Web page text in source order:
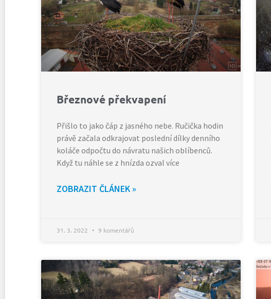
Březnové překvapení
Přišlo to jako čáp z jasného nebe. Ručička hodin
právě začala odkrajovat poslední dílky denního
koláče odpočtu do návratu našich oblíbenců.
Když tu náhle se z hnízda ozval více
ZOBRAZIT ČLÁNEK »
31. 3. 2022 9 komentářů